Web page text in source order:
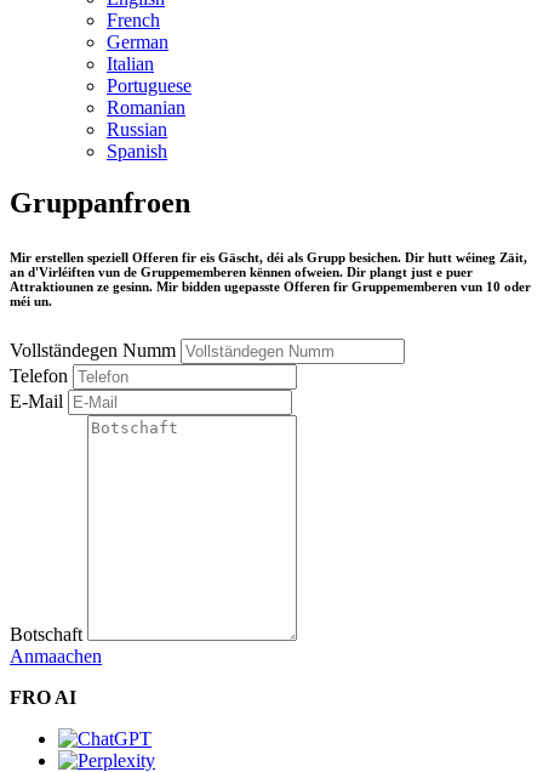
French
German
Italian
Portuguese
Romanian
Russian
Spanish
Gruppanfroen
Mir erstellen speziell Offeren fir eis Gäscht, déi als Grupp besichen. Dir hutt wéineg Zäit,
an d'Virléiften vun de Gruppememberen kënnen ofweien. Dir plangt just e puer
Attraktiounen ze gesinn. Mir bidden ugepasste Offeren fir Gruppememberen vun 10 oder
méi un.
Vollständegen Numm
Telefon
E-Mail
Botschaft
Anmaachen
FRO AI